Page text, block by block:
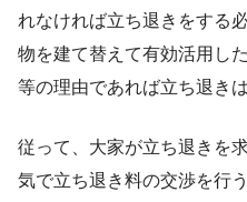
れなければ立ち退きをする
物を建て替えて有効活用し
等の理由であれば立ち退き
従って、大家が立ち退きを
気で立ち退き料の交渉を行